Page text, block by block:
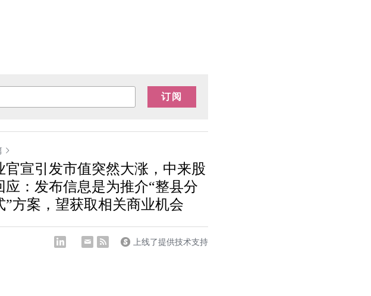
订阅
官宣引发市值突然大涨，中来股
应：发布信息是为推介“整县分
”方案，望获取相关商业机会
上线了提供技术支持